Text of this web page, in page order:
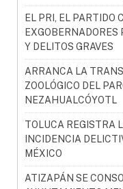
EL PRI, EL PARTIDO
EXGOBERNADORES
Y DELITOS GRAVES
ARRANCA LA
ZOOLÓGICO DEL
NEZAHUALCÓYOTL
TOLUCA REGISTRA
INCIDENCIA
MÉXICO
ATIZAPÁN SE